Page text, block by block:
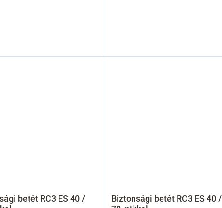
betét RC3 ES 40 /
Biztonsági betét RC3 ES 40 /